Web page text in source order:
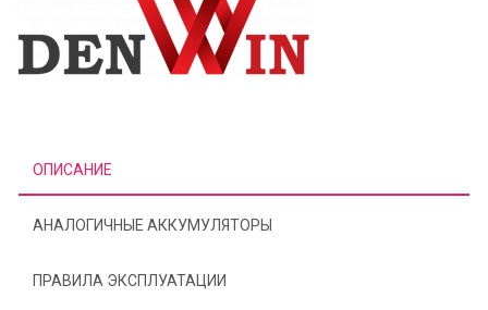
ОПИСАНИЕ
АНАЛОГИЧНЫЕ АККУМУЛЯТОРЫ
ПРАВИЛА ЭКСПЛУАТАЦИИ